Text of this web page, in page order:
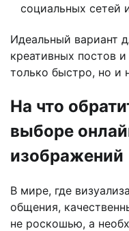
социальных сетей
Идеальный вариант
креативных постов
только быстро, но и
На что
выборе
изображений
В мире, где
общения,
не роскошью, а